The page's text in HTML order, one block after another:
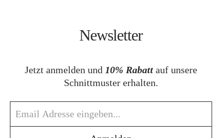
Newsletter
Jetzt anmelden und 10% Rabatt auf unsere
Schnittmuster erhalten.